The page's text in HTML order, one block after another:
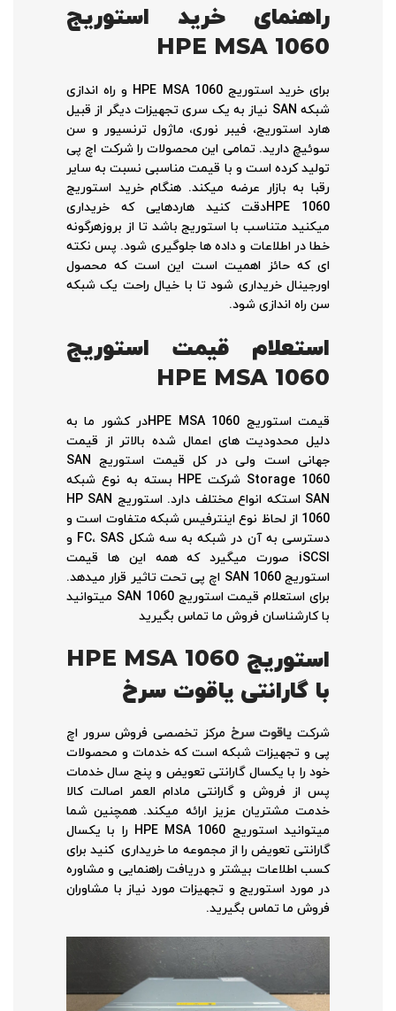
راهنمای خرید استوریج
HPE MSA 1060
برای خرید استوریج HPE MSA 1060 و راه اندازی
شبکه SAN نیاز به یک سری تجهیزات دیگر از قبیل
هارد استوریج، فیبر نوری، ماژول ترنسیور و سن
سوئیچ دارید. تمامی این محصولات را شرکت اچ پی
تولید کرده است و با قیمت مناسبی نسبت به سایر
رقبا به بازار عرضه میکند. هنگام خرید استوریج
HPE 1060دقت کنید هاردهایی که خریداری
میکنید متناسب با استوریج باشد تا از بروزهرگونه
خطا در اطلاعات و داده ها جلوگیری شود. پس نکته
ای که حائز اهمیت است این است که محصول
اورجینال خریداری شود تا با خیال راحت یک شبکه
سن راه اندازی شود.
استعلام قیمت استوریج
HPE MSA 1060
قیمت استوریج HPE MSA 1060در کشور ما به
دلیل محدودیت های اعمال شده بالاتر از قیمت
جهانی است ولی در کل قیمت استوریج SAN
Storage 1060 شرکت HPE بسته به نوع شبکه
SAN استکه انواع مختلف دارد. استوریج HP SAN
1060 از لحاظ نوع اینترفیس شبکه متفاوت است و
دسترسی به آن در شبکه به سه شکل FC، SAS و
iSCSI صورت میگیرد که همه این ها قیمت
استوریج SAN 1060 اچ پی تحت تاثیر قرار میدهد.
برای استعلام قیمت استوریج SAN 1060 میتوانید
با کارشناسان فروش ما تماس بگیرید
استوریج
با گارانتی یاقوت سرخ
شرکت یاقوت سرخ مرکز تخصصی فروش سرور اچ
پی و تجهیزات شبکه است که خدمات و محصولات
خود را با یکسال گارانتی تعویض و پنج سال خدمات
پس از فروش و گارانتی مادام العمر اصالت کالا
خدمت مشتریان عزیز ارائه میکند. همچنین شما
میتوانید استوریج HPE MSA 1060 را با یکسال
گارانتی تعویض را از مجموعه ما خریداری کنید برای
کسب اطلاعات بیشتر و دریافت راهنمایی و مشاوره
در مورد استوریج و تجهیزات مورد نیاز با مشاوران
فروش ما تماس بگیرید.